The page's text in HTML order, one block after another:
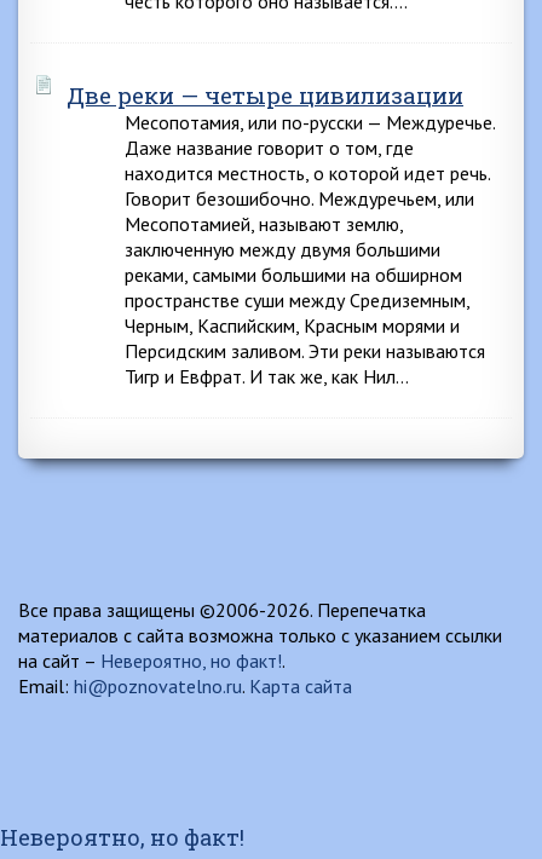
Две реки — четыре цивилизации
Месопотамия, или по-русски — Междуречье.
Даже название говорит о том, где
находится местность, о которой идет речь.
Говорит безошибочно. Междуречьем, или
Месопотамией, называют землю,
заключенную между двумя большими
реками, самыми большими на обширном
пространстве суши между Средиземным,
Черным, Каспийским, Красным морями и
Персидским заливом. Эти реки называются
Тигр и Евфрат. И так же, как Нил…
Все права защищены ©2006-2026. Перепечатка
материалов с сайта возможна только с указанием ссылки
на сайт – Невероятно, но факт!.
Email: hi@poznovatelno.ru. Карта сайта
Невероятно, но факт!